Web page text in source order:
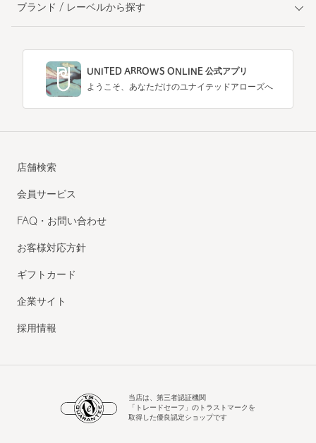
ブランド / レーベルから探す
UNITED ARROWS ONLINE 公式アプリ
ようこそ、あなただけのユナイテッドアローズへ
店舗検索
会員サービス
FAQ・お問い合わせ
お客様対応方針
ギフトカード
企業サイト
採用情報
当店は、第三者認証機関
「トレードセーフ」のトラストマークを
取得した優良認定ショップです